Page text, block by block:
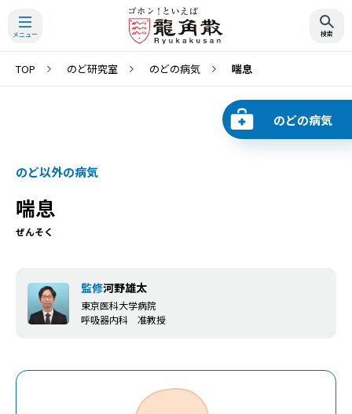
TOP のど研究室 のどの病気 喘息
のど以外の病気
喘息
ぜんそく
のどの病気
監修河野雄太
東京医科大学病院
呼吸器内科 准教授